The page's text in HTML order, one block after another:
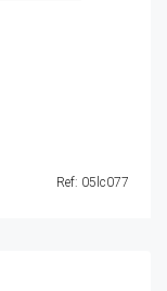
Ref: 05lc077